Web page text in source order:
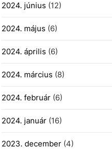
2024. június (12)
2024. május (6)
2024. április (6)
2024. március (8)
2024. február(6)
2024. január(16)
2023. december(4)